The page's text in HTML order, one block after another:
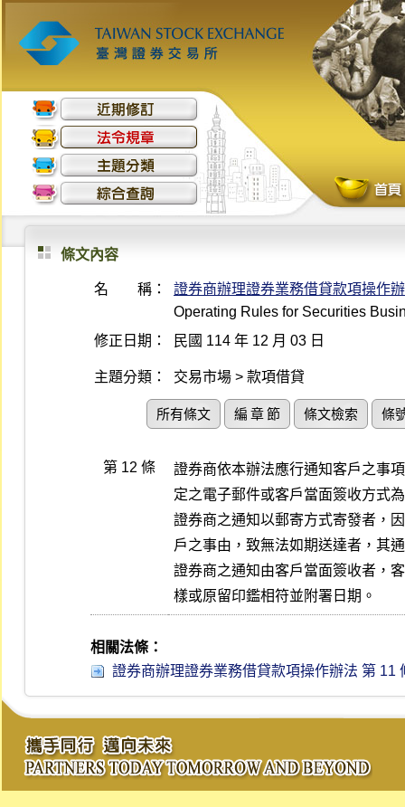
條文內容
名 稱：
證券商辦理證券業務借貸款項操作
Operating Rules for Securities
修正日期：
民國 114 年 12 月 03 日
主題分類： 交易市場 > 款項借貸
所有條文 編 章 節 條文檢索 條
第 12 條
證券商依本辦法應行通知客戶之事
定之電子郵件或客戶當面簽收方式
證券商之通知以郵寄方式寄發者，
戶之事由，致無法如期送達者，其
證券商之通知由客戶當面簽收者，
樣或原留印鑑相符並附署日期。
相關法條：
證券商辦理證券業務借貸款項操作辦法 第 11